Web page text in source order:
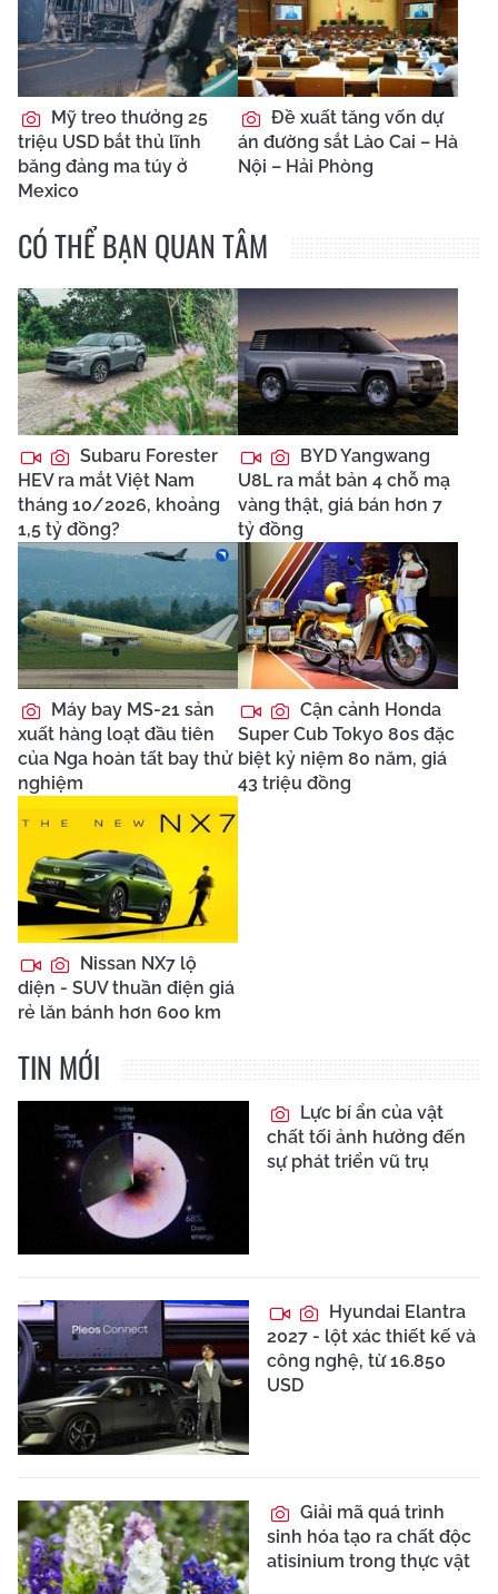
Mỹ treo thưởng 25
triệu USD bắt thủ lĩnh
băng đảng ma túy ở
Mexico
Đề xuất tăng vốn dự
án đường sắt Lào Cai – Hà
Nội – Hải Phòng
CÓ THỂ BẠN QUAN TÂM
Subaru Forester
HEV ra mắt Việt Nam
tháng 10/2026, khoảng
1,5 tỷ đồng?
BYD Yangwang
U8L ra mắt bản 4 chỗ mạ
vàng thật, giá bán hơn 7
tỷ đồng
Máy bay MS-21 sản
xuất hàng loạt đầu tiên
của Nga hoàn tất bay thử
nghiệm
Cận cảnh Honda
Super Cub Tokyo 80s đặc
biệt kỷ niệm 80 năm, giá
43 triệu đồng
Nissan NX7 lộ
diện - SUV thuần điện giá
rẻ lăn bánh hơn 600 km
TIN MỚI
Lực bí ẩn của vật
chất tối ảnh hưởng đến
sự phát triển vũ trụ
Hyundai Elantra
2027 - lột xác thiết kế và
công nghệ, từ 16.850
USD
Giải mã quá trình
sinh hóa tạo ra chất độc
atisinium trong thực vật